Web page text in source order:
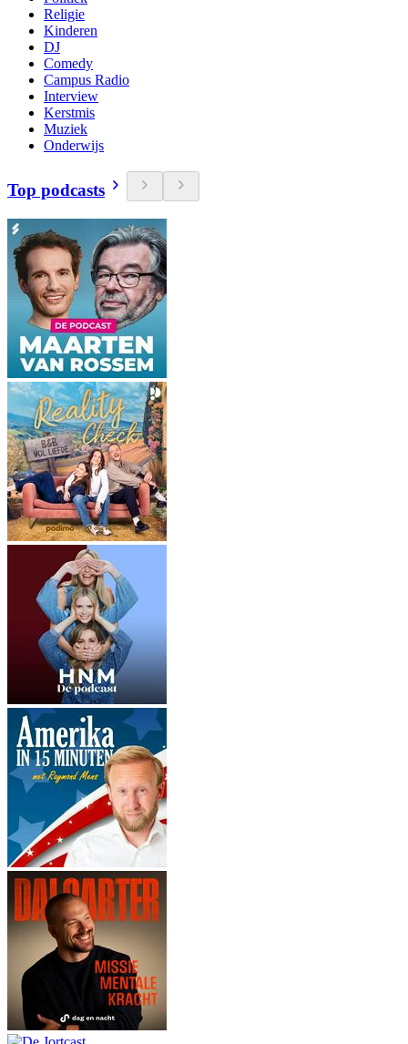
Religie
Kinderen
DJ
Comedy
Campus Radio
Interview
Kerstmis
Muziek
Onderwijs
Top podcasts